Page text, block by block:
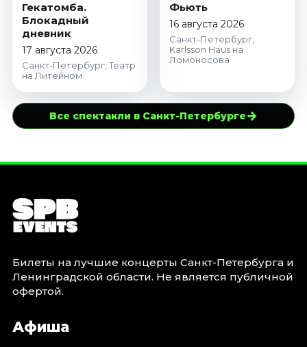
Гекатомба.
Блокадный
дневник
17 августа 2026
Санкт-Петербург, Театр
на Литейном
Фьють
16 августа 2026
Санкт-Петербург,
Karlsson Haus на
Ломоносова
Все спектакли в Санкт-Петербурге→
Билеты на лучшие концерты Санкт-Петербурга и
Ленинградской области. Не является публичной
офертой.
Афиша